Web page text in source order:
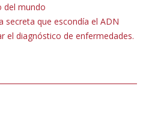
del mundo
secreta que escondía el ADN
el diagnóstico de enfermedades.